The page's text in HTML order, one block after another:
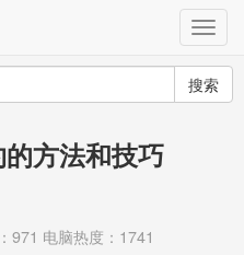
搜索
方法和技巧
971 电脑热度：1741